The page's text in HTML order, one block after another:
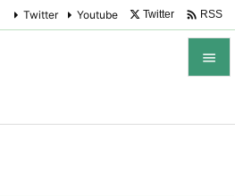

Twitter Youtube Twitter  RSS